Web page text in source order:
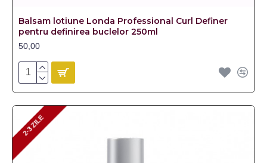
Balsam lotiune Londa Professional Curl Definer
pentru definirea buclelor 250ml
50,00
2-3 ZILE
2-3 ZILE